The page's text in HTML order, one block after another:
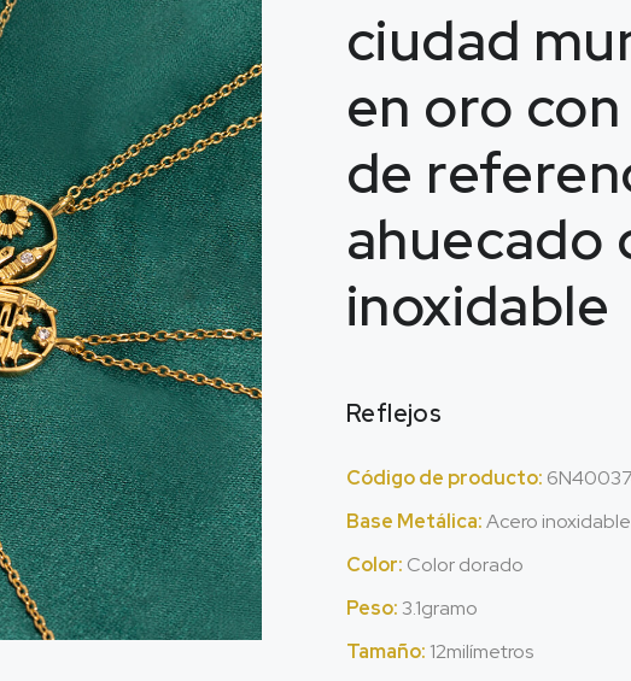
ciudad
en oro
de
ahuecado
inoxidable
Reflejos
Código de producto:
Base Metálica:Acero inoxidable
Color: Color dorado
Peso: 3.1gramo
Tamaño: 12milímetros